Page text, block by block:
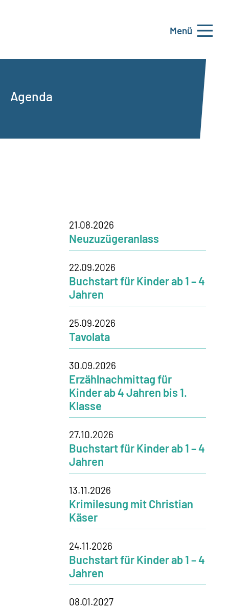
Menü
Agenda
21.08.2026
Neuzuzügeranlass
22.09.2026
Buchstart für Kinder ab 1 – 4
Jahren
25.09.2026
Tavolata
30.09.2026
Erzählnachmittag für
Kinder ab 4 Jahren bis 1.
Klasse
27.10.2026
Buchstart für Kinder ab 1 – 4
Jahren
13.11.2026
Krimilesung mit Christian
Käser
24.11.2026
Buchstart für Kinder ab 1 – 4
Jahren
08.01.2027